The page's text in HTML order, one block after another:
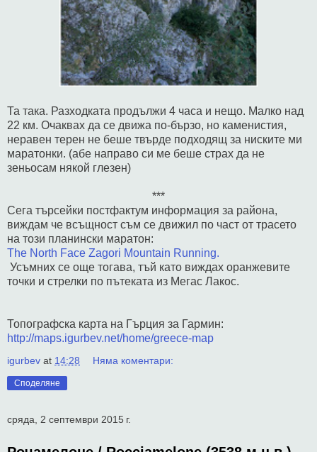
Та така. Разходката продължи 4 часа и нещо. Малко над
22 км. Очаквах да се движа по-бързо, но каменистия,
неравен терен не беше твърде подходящ за ниските ми
маратонки. (абе направо си ме беше страх да не
зеньосам някой глезен)
***
Сега търсейки постфактум информация за района,
виждам че всъщност съм се движил по част от трасето
на този планински маратон:
The North Face Zagori Mountain Running.
Усъмних се още тогава, тъй като виждах оранжевите
точки и стрелки по пътеката из Мегас Лакос.
Топографска карта на Гърция за Гармин:
http://maps.igurbev.net/home/greece-map
igurbev at 14:28 Няма коментари:
Споделяне
сряда, 2 септември 2015 г.